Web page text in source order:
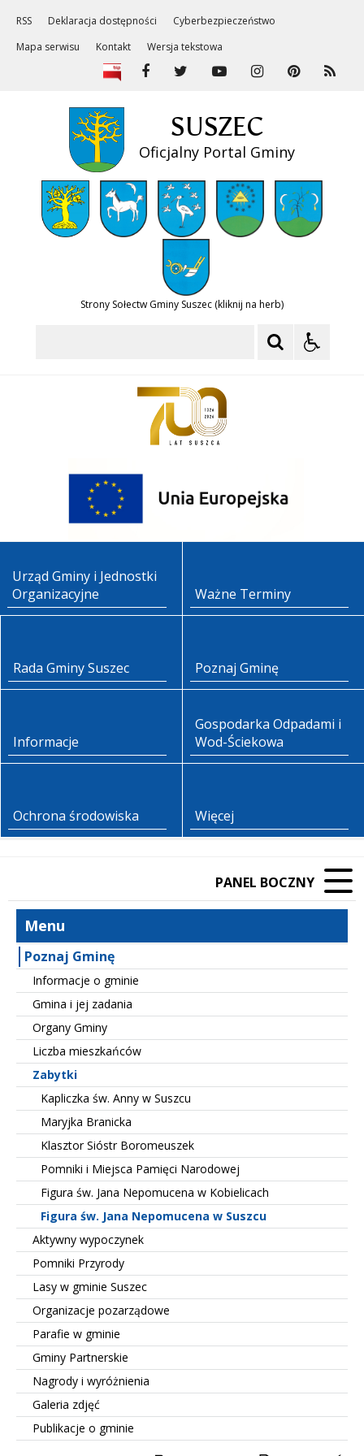
RSS Deklaracja dostępności
Cyberbezpieczeństwo
Mapa serwisu
Kontakt Wersja tekstowa
SUSZEC
Oficjalny Portal Gminy
Strony Sołectw Gminy Suszec (kliknij na herb)
Urząd Gminy i Jednostki
Organizacyjne
Ważne Terminy
Rada Gminy Suszec Poznaj Gminę
Informacje
Gospodarka Odpadami i
Wod-Ściekowa
Ochrona środowiska Więcej
PANEL BOCZNY
Menu
Poznaj Gminę
Informacje o gminie
Gmina i jej zadania
Organy Gminy
Liczba mieszkańców
Zabytki
Kapliczka św. Anny w Suszcu
Maryjka Branicka
Klasztor Sióstr Boromeuszek
Pomniki i Miejsca Pamięci Narodowej
Figura św. Jana Nepomucena w Kobielicach
Figura św. Jana Nepomucena w Suszcu
Aktywny wypoczynek
Pomniki Przyrody
Lasy w gminie Suszec
Organizacje pozarządowe
Parafie w gminie
Gminy Partnerskie
Nagrody i wyróżnienia
Galeria zdjęć
Publikacje o gminie